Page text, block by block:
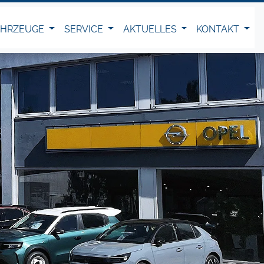
SERVICE AKTUELLES KONTAKT